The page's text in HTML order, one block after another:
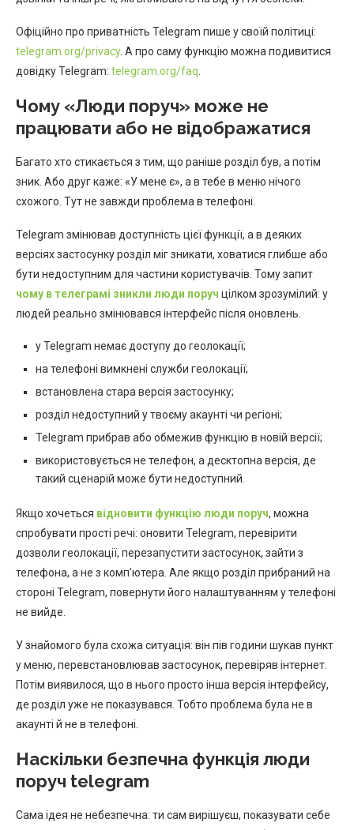
Офіційно про приватність Telegram пише у своїй політиці:
telegram.org/privacy. А про саму функцію можна подивитися
довідку Telegram: telegram.org/faq.
Чому «Люди поруч» може не
працювати або не відображатися
Багато хто стикається з тим, що раніше розділ був, а потім
зник. Або друг каже: «У мене є», а в тебе в меню нічого
схожого. Тут не завжди проблема в телефоні.
Telegram змінював доступність цієї функції, а в деяких
версіях застосунку розділ міг зникати, ховатися глибше або
бути недоступним для частини користувачів. Тому запит
чому в телеграмі зникли люди поруч цілком зрозумілий: у
людей реально змінювався інтерфейс після оновлень.
у Telegram немає доступу до геолокації;
на телефоні вимкнені служби геолокації;
встановлена стара версія застосунку;
розділ недоступний у твоєму акаунті чи регіоні;
Telegram прибрав або обмежив функцію в новій версії;
використовується не телефон, а десктопна версія, де
такий сценарій може бути недоступний.
Якщо хочеться відновити функцію люди поруч, можна
спробувати прості речі: оновити Telegram, перевірити
дозволи геолокації, перезапустити застосунок, зайти з
телефона, а не з комп’ютера. Але якщо розділ прибраний на
стороні Telegram, повернути його налаштуванням у телефоні
не вийде.
У знайомого була схожа ситуація: він пів години шукав пункт
у меню, перевстановлював застосунок, перевіряв інтернет.
Потім виявилося, що в нього просто інша версія інтерфейсу,
де розділ уже не показувався. Тобто проблема була не в
акаунті й не в телефоні.
Наскільки безпечна функція люди
поруч telegram
Сама ідея не небезпечна: ти сам вирішуєш, показувати себе